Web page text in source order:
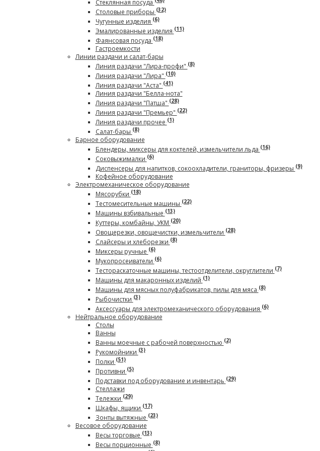
Стеклянная посуда
Столовые приборы(32)
Чугунные изделия(6)
Эмалированные изделия(11)
Фаянсовая посуда(18)
Гастроемкости
Линии раздачи и салат-бары
Линия раздачи "Лира-профи"(8)
Линия раздачи "Лира"(10)
Линия раздачи "Аста"(41)
Линия раздачи "Белла-нота"
Линия раздачи "Патша"(28)
Линия раздачи "Премьер"(22)
Линия раздачи прочее(1)
Салат-бары(8)
Барное оборудование
Блендеры, миксеры для коктелей, измельчители льда(16)
Соковыжималки(6)
Диспенсеры для напитков, сокоохладители, граниторы, фризеры(9)
Кофейное оборудование
Электромеханическое оборудование
Мясорубки(18)
Тестомесительные машины(22)
Машины взбивальные(13)
Куттеры, комбайны, УКМ(20)
Овощерезки, овощечистки, измельчители(28)
Слайсеры и хлеборезки(8)
Миксеры ручные(6)
Мукопросеиватели(6)
Тестораскаточные машины, тестоотделители, округлители(7)
Машины для макаронных изделий(1)
Машины для мясных полуфабрикатов, пилы для мяса(8)
Рыбочистки(3)
Аксессуары для электромеханического оборудования(6)
Нейтральное оборудование
Столы
Ванны
Ванны моечные с рабочей поверхностью(2)
Рукомойники(3)
Полки(51)
Противни(5)
Подставки под оборудование и инвентарь(29)
Стеллажи
Тележки(29)
Шкафы, ящики(17)
Зонты вытяжные(23)
Весовое оборудование
Весы торговые(13)
Весы порционные(8)